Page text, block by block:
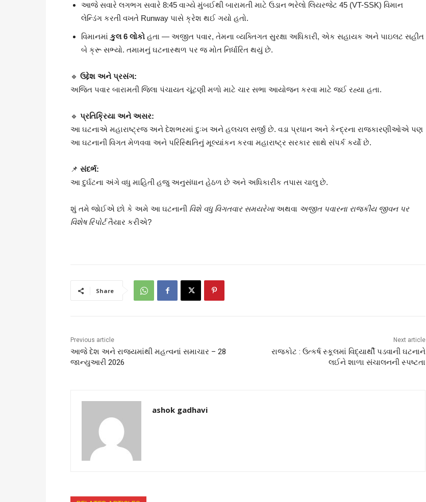
આજે સવારે લગભગ સવારે 8:45 વાગ્યે મુંબઈથી બારામતી માટે ઉડાન ભરેલો લિયરજેટ 45 (VT-SSK) વિમાન
લેન્ડિંગ કરતી વખતે Runway પાસે ક્રેશ થઈ ગયો હતો.
વિમાનમાં કુલ 6 લોકો હતા — અજીત પવાર, તેમના વ્યક્તિગત સુરક્ષા અધિકારી, એક સહાયક અને પાઇલટ સહીત
બે ક્રૂ સભ્યો. તમામનું ઘટનાસ્થળ પર જ મોત નિર્ધારિત થયું છે.
🔹 ઉદ્દેશ અને પ્રસંગ:
અજિત પવાર બારામતી જિલા પંચાયત ચૂંટણી મળો માટે ચાર સભા આયોજન કરવા માટે જઈ રહ્યા હતા.
🔹 પ્રતિક્રિયા અને અસર:
આ ઘટનાએ મહારાષ્ટ્રજ અને દેશભરમાં દુઃખ અને હલચલ સર્જી છે. વડા પ્રધાન અને કેન્દ્રના રાજકારણીઓએ પણ
આ ઘટનાની વિગત મેળવવા અને પરિસ્થિતિનું મૂલ્યાંકન કરવા મહારાષ્ટ્ર સરકાર સાથે સંપર્ક કર્યો છે.
📌 સંદર્ભ:
આ દુર્ઘટના અંગે વધુ માહિતી હજુ અનુસંધાન હેઠળ છે અને અધિકારીક તપાસ ચાલુ છે.
શું તમે જોઈએ છો કે અમે આ ઘટનાની વિશે વધુ વિગતવાર સમયરેખા અથવા અજીત પવારના રાજકીય જીવન પર
વિશેષ રિપોર્ટતૈયાર કરીએ?
Share
Previous article
આજે દેશ અને રાજ્યમાંથી મહત્વનાં સમાચાર – 28
જાન્યુઆરી 2026
Next article
રાજકોટ : ઉત્કર્ષ સ્કૂલમાં વિદ્યાર્થી પડવાની ઘટનાને
લઈને શાળા સંચાલનની સ્પષ્ટતા
ashok gadhavi